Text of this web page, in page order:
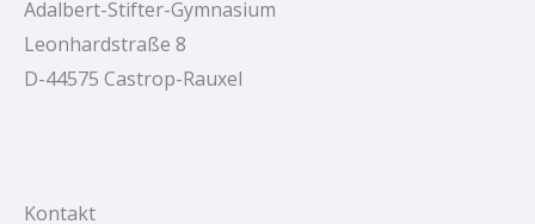
:
Adalbert-Stifter-Gymnasium
Leonhardstraße 8
D-44575 Castrop-Rauxel
Kontakt